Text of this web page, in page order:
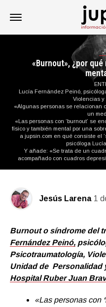
«Burnout», ¿por qué
Lucía Fernández Peinó,
Violencias y
«Algunas personas se relacionan
un
«Las personas con ‘burnout’ se
físico y también mental por una
a jupsin.com en qué consiste el
psicóloga
Y añade: «Se trata de un
acompañado con cuadros
Jesús Larena 1
Burnout o síndrome del
Fernández Peinó,
Psicotraumatología,
Unidad de Personalidad
Hospital Ruber Juan
«Las personas con